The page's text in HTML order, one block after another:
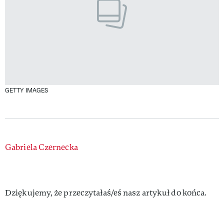
GETTY IMAGES
Authors
Gabriela Czernecka
Dziękujemy, że przeczytałaś/eś nasz artykuł do końca.